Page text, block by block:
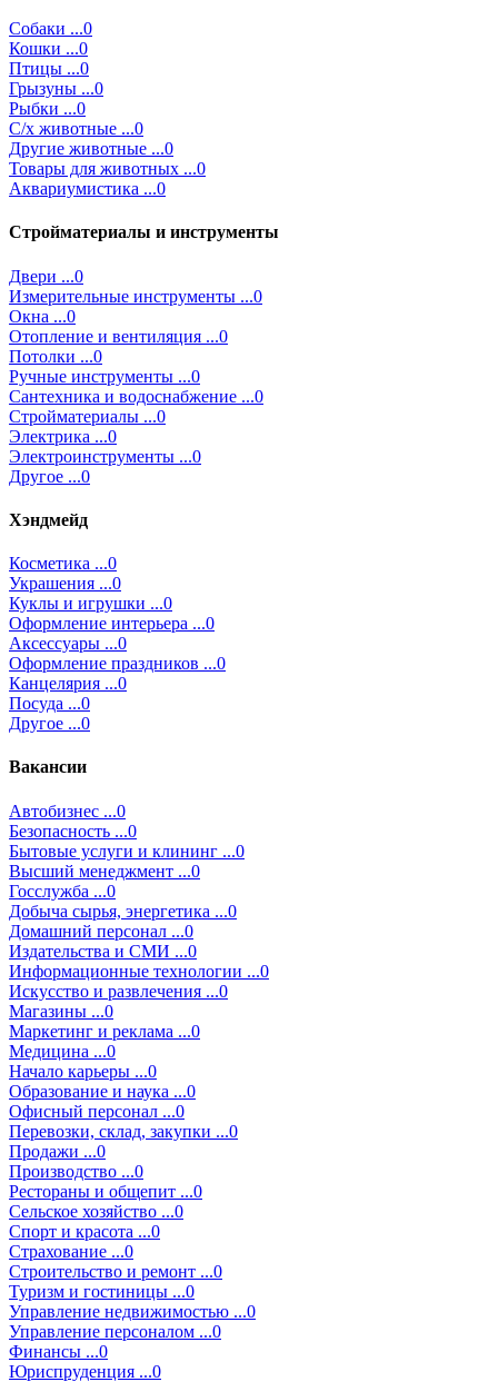
Собаки ...0
Кошки ...0
Птицы ...0
Грызуны ...0
Рыбки ...0
С/х животные ...0
Другие животные ...0
Товары для животных ...0
Аквариумистика ...0
Стройматериалы и инструменты
Двери ...0
Измерительные инструменты ...0
Окна ...0
Отопление и вентиляция ...0
Потолки ...0
Ручные инструменты ...0
Сантехника и водоснабжение ...0
Стройматериалы ...0
Электрика ...0
Электроинструменты ...0
Другое ...0
Хэндмейд
Косметика ...0
Украшения ...0
Куклы и игрушки ...0
Оформление интерьера ...0
Аксессуары ...0
Оформление праздников ...0
Канцелярия ...0
Посуда ...0
Другое ...0
Вакансии
Автобизнес ...0
Безопасность ...0
Бытовые услуги и клининг ...0
Высший менеджмент ...0
Госслужба ...0
Добыча сырья, энергетика ...0
Домашний персонал ...0
Издательства и СМИ ...0
Информационные технологии ...0
Искусство и развлечения ...0
Магазины ...0
Маркетинг и реклама ...0
Медицина ...0
Начало карьеры ...0
Образование и наука ...0
Офисный персонал ...0
Перевозки, склад, закупки ...0
Продажи ...0
Производство ...0
Рестораны и общепит ...0
Сельское хозяйство ...0
Спорт и красота ...0
Страхование ...0
Строительство и ремонт ...0
Туризм и гостиницы ...0
Управление недвижимостью ...0
Управление персоналом ...0
Финансы ...0
Юриспруденция ...0